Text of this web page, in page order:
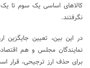
نگرفتند.
در این بین، تعیین
نمایندگان مجلس و هم